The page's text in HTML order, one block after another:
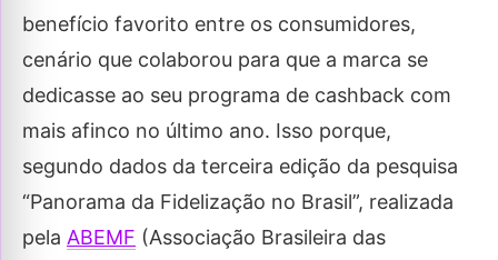
benefício favorito entre os consumidores,
cenário que colaborou para que a marca se
dedicasse ao seu programa de cashback com
mais afinco no último ano. Isso porque,
segundo dados da terceira edição da pesquisa
“Panorama da Fidelização no Brasil”, realizada
pela ABEMF (Associação Brasileira das